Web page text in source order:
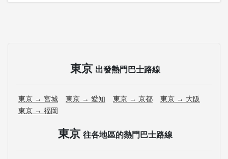
東京 出發熱門巴士路線
東京 → 宮城 東京 → 愛知 東京 → 京都
東京 → 大阪
東京 → 福岡
東京 往各地區的熱門巴士路線